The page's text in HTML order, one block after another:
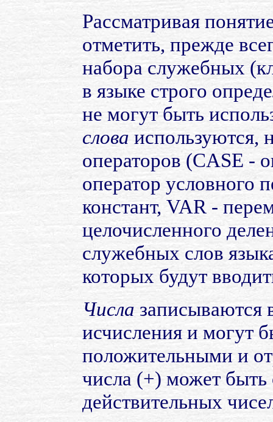
Рассматривая
отметить, прежде
набора служебных
в языке строго
не могут быть
слова используются,
операторов (CASE -
оператор условного
констант, VAR -
целочисленного
служебных слов
которых будут
Числа записываются
исчисления и могут
положительными и
числа (+) может быть
действительных